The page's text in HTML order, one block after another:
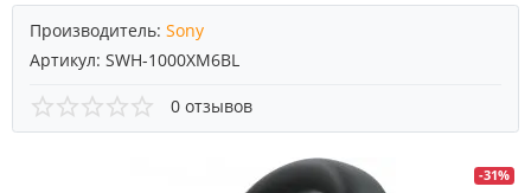
Производитель: Sony
Артикул: SWH-1000XM6BL
0 отзывов
-31%